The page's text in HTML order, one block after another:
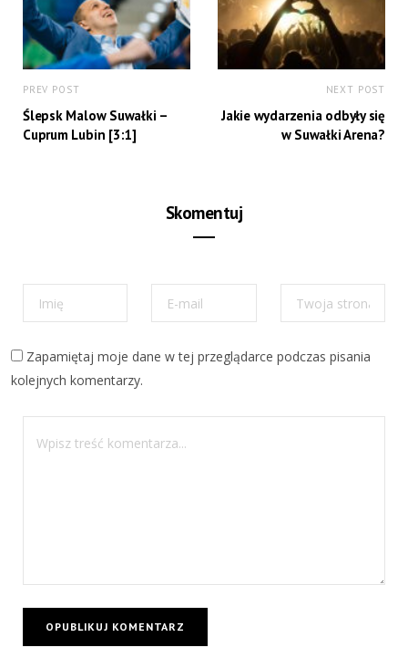
PREV POST
Ślepsk Malow Suwałki –
Cuprum Lubin [3:1]
NEXT POST
Jakie wydarzenia odbyły się
w Suwałki Arena?
Skomentuj
Zapamiętaj moje dane w tej przeglądarce podczas pisania
kolejnych komentarzy.